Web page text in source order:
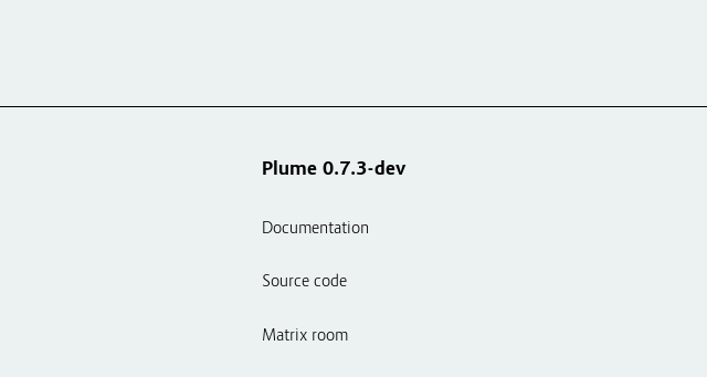
Plume 0.7.3-dev
Documentation
Source code
Matrix room